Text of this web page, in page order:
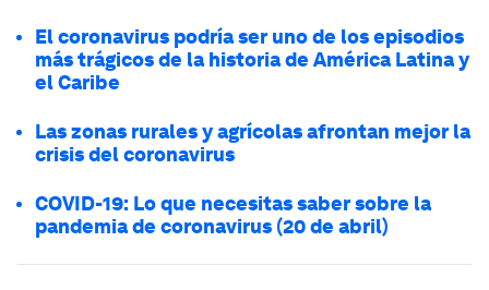
El coronavirus podría ser uno de los episodios
más trágicos de la historia de América Latina y
el Caribe
Las zonas rurales y agrícolas afrontan mejor la
crisis del coronavirus
COVID-19: Lo que necesitas saber sobre la
pandemia de coronavirus (20 de abril)